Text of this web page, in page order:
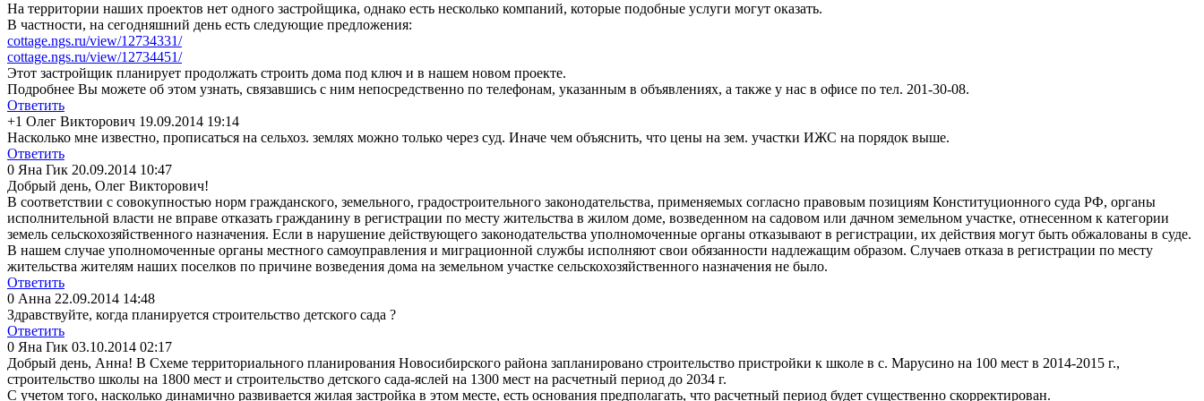
На территории наших проектов нет одного застройщика, однако есть несколько компаний, которые подобные услуги могут оказать.
В частности, на сегодняшний день есть следующие предложения:
cottage.ngs.ru/view/12734331/
cottage.ngs.ru/view/12734451/
Этот застройщик планирует продолжать строить дома под ключ и в нашем новом проекте.
Подробнее Вы можете об этом узнать, связавшись с ним непосредственно по телефонам, указанным в объявлениях, а также у нас в офисе по тел. 201-30-08.
Ответить
+1 Олег Викторович 19.09.2014 19:14
Насколько мне известно, прописаться на сельхоз. землях можно только через суд. Иначе чем объяснить, что цены на зем. участки ИЖС на порядок выше.
Ответить
0 Яна Гик 20.09.2014 10:47
Добрый день, Олег Викторович!
В соответствии с совокупностью норм гражданского, земельного, градостроительного законодательства, применяемых согласно правовым позициям Конституционного суда РФ, органы
исполнительной власти не вправе отказать гражданину в регистрации по месту жительства в жилом доме, возведенном на садовом или дачном земельном участке, отнесенном к категории
земель сельскохозяйственного назначения. Если в нарушение действующего законодательства уполномоченные органы отказывают в регистрации, их действия могут быть обжалованы в суде.
В нашем случае уполномоченные органы местного самоуправления и миграционной службы исполняют свои обязанности надлежащим образом. Случаев отказа в регистрации по месту
жительства жителям наших поселков по причине возведения дома на земельном участке сельскохозяйственного назначения не было.
Ответить
0 Анна 22.09.2014 14:48
Здравствуйте, когда планируется строительство детского сада ?
Ответить
0 Яна Гик 03.10.2014 02:17
Добрый день, Анна! В Схеме территориального планирования Новосибирского района запланировано строительство пристройки к школе в с. Марусино на 100 мест в 2014-2015 г.,
строительство школы на 1800 мест и строительство детского сада-яслей на 1300 мест на расчетный период до 2034 г.
С учетом того, насколько динамично развивается жилая застройка в этом месте, есть основания предполагать, что расчетный период будет существенно скорректирован.